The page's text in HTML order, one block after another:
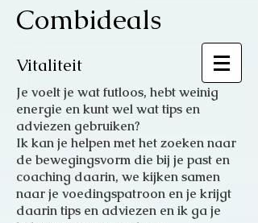
Combideals
Vitaliteit
Je voelt je wat futloos, hebt weinig
energie en kunt wel wat tips en
adviezen gebruiken?
Ik kan je helpen met het zoeken naar
de bewegingsvorm die bij je past en
coaching daarin, we kijken samen
naar je voedingspatroon en je krijgt
daarin tips en adviezen en ik ga je